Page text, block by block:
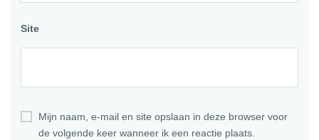
Site
Mijn naam, e-mail en site opslaan in deze browser voor
de volgende keer wanneer ik een reactie plaats.